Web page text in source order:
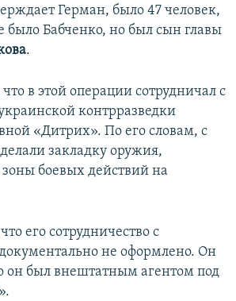
Герман, было 47 человек,
было Бабченко, но был сын главы
.
в этой операции сотрудничал с
контрразведки
«Дитрих». По его словам, с
закладку оружия,
боевых действий на
его сотрудничество с
не оформлено. Он
он был внештатным агентом под